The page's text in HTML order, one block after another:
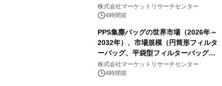
ク包装、その他）・分析レポートを発
表
株式会社マーケットリサーチセンター
4時間前
PPS集塵バッグの世界市場（2026年～
2032年）、市場規模（円筒形フィルタ
ーバッグ、平袋型フィルターバッグ、
プリーツフィルターバッグ、その
他）・分析レポートを発表
株式会社マーケットリサーチセンター
4時間前